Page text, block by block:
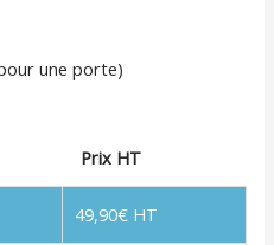
Prix HT
49,90€